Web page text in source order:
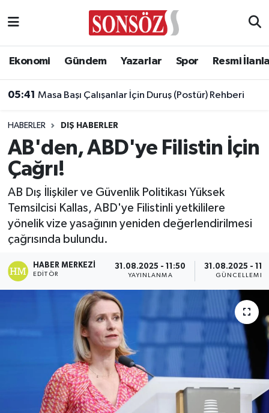
Ekonomi Gündem Yazarlar Spor Resmi
05:41 Masa Başı Çalışanlar İçin Duruş (Postür) Rehberi
HABERLER DIŞ HABERLER
AB'den, ABD'ye Filistin İçin
Çağrı!
AB Dış İlişkiler ve Güvenlik Politikası Yüksek
Temsilcisi Kallas, ABD'ye Filistinli yetkililere
yönelik vize yasağının yeniden değerlendirilmesi
çağrısında bulundu.
HABER MERKEZI
EDITÖR
31.08.2025 - 11:50
YAYINLANMA
31.08.2025 -
GÜNCELLEME
Asayiş
Biyografi
Çevre
Diğer
Dünya
Eğitim
Ekonomi
Gündem
Ankara Nöbetçi Eczaneler
Ankara Trafik Yoğunluk Haritası
Süper Lig Puan Durumu ve Fikstür
Tüm Manşetler
Son Dakika Haberleri
Haber Arşivi